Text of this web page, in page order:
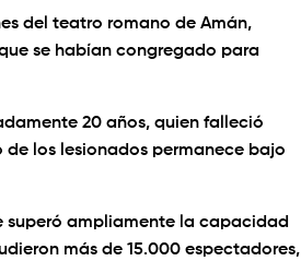
del teatro romano de Amán,
se habían congregado para
20 años, quien falleció
de los lesionados permanece bajo
superó ampliamente la capacidad
más de 15.000 espectadores,